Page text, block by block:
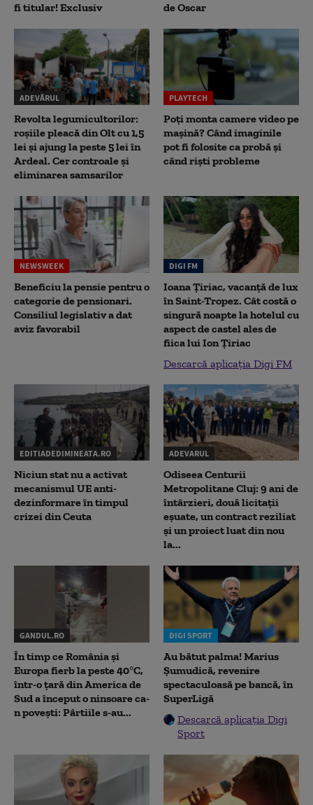
fi titular! Exclusiv
de Oscar
ADEVĂRUL
Revolta legumicultorilor:
roșiile pleacă din Olt cu 1,5
lei și ajung la peste 5 lei în
Ardeal. Cer controale și
eliminarea samsarilor
PLAYTECH
Poți monta camere video pe
mașină? Când imaginile
pot fi folosite ca probă și
când riști probleme
NEWSWEEK
Beneficiu la pensie pentru o
categorie de pensionari.
Consiliul legislativ a dat
aviz favorabil
DIGI FM
Ioana Țiriac, vacanță de lux
în Saint-Tropez. Cât costă o
singură noapte la hotelul cu
aspect de castel ales de
fiica lui Ion Țiriac
Descarcă aplicația Digi FM
EDITIADEDIMINEATA.RO
Niciun stat nu a activat
mecanismul UE anti-
dezinformare în timpul
crizei din Ceuta
ADEVARUL
Odiseea Centurii
Metropolitane Cluj: 9 ani de
întârzieri, două licitații
eșuate, un contract reziliat
și un proiect luat din nou
la...
GANDUL.RO
În timp ce România și
Europa fierb la peste 40°C,
într-o țară din America de
Sud a început o ninsoare ca-
n povești: Pârtiile s-au...
DIGI SPORT
Au bătut palma! Marius
Șumudică, revenire
spectaculoasă pe bancă, în
SuperLigă
Descarcă aplicația Digi
Sport